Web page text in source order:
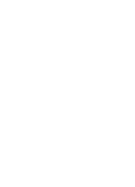
Luis de la Fuente
lunes los 26
España para el